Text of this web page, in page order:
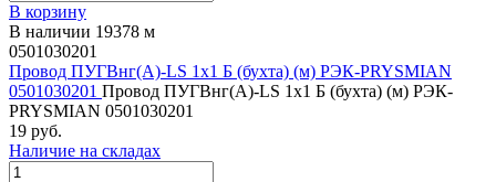
В корзину
В наличии 19378 м
0501030201
Провод ПУГВнг(А)-LS 1х1 Б (бухта) (м) РЭК-PRYSMIAN
0501030201 Провод ПУГВнг(А)-LS 1х1 Б (бухта) (м) РЭК-
PRYSMIAN 0501030201
19 руб.
Наличие на складах